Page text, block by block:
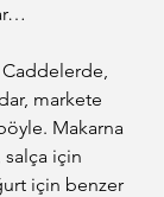
markete
Makarna
için
için benzer